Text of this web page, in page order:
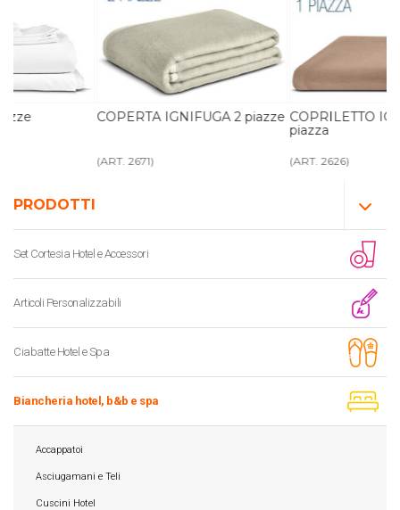
PRODOTTI
Set Cortesia Hotel e Accessori
Articoli Personalizzabili
Ciabatte Hotel e Spa
Biancheria hotel, b&b e spa
Accappatoi
Asciugamani e Teli
Cuscini Hotel
COPERTA IGNIFUGA 2 piazze COPRILETTO IGNIFUGO 1